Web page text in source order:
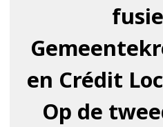
en Crédit
Op de